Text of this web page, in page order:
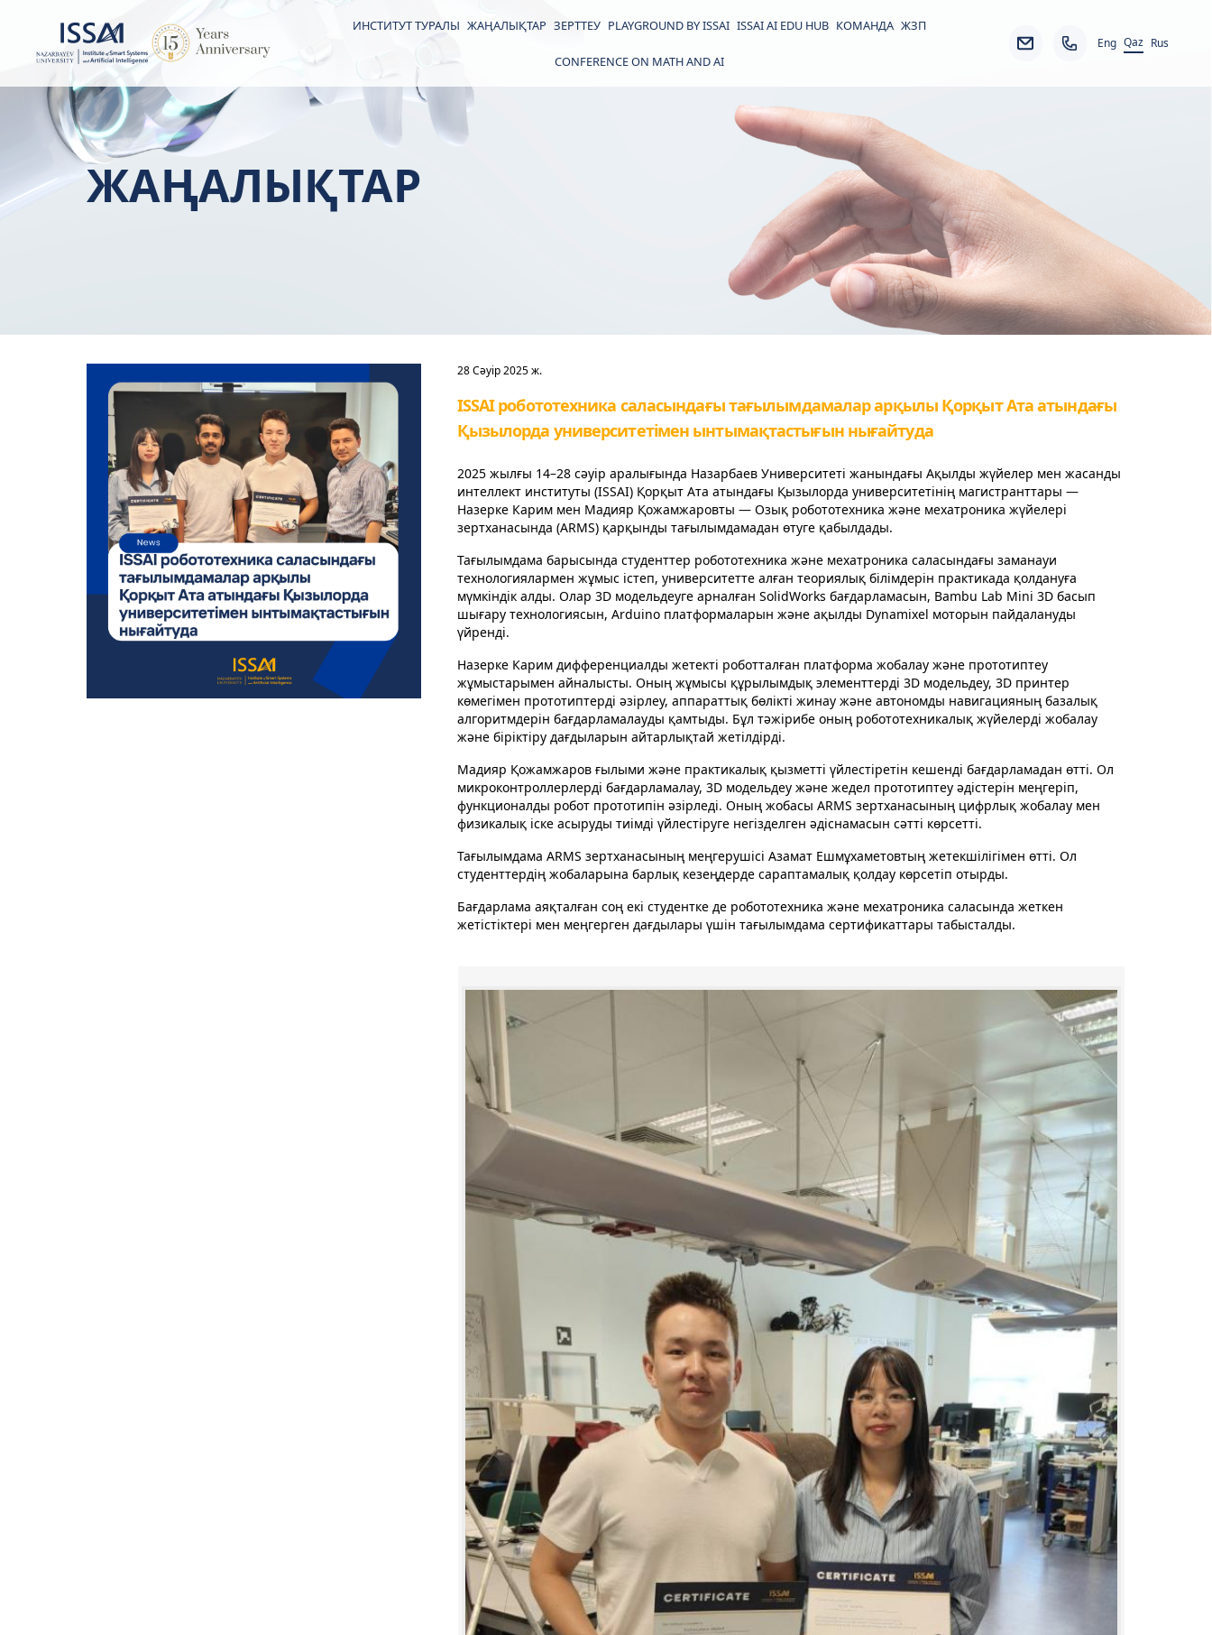
ИНСТИТУТ ТУРАЛЫ ЖАҢАЛЫҚТАР ЗЕРТТЕУ PLAYGROUND BY ISSAI ISSAI AI EDU HUB КОМАНДА ЖЗП
CONFERENCE ON MATH AND AI
Eng Qaz Rus
ЖАҢАЛЫҚТАР
28 Сәуір 2025 ж.
ISSAI робототехника саласындағы тағылымдамалар арқылы Қорқыт Ата атындағы
Қызылорда университетімен ынтымақтастығын нығайтуда
2025 жылғы 14–28 сәуір аралығында Назарбаев Университеті жанындағы Ақылды жүйелер мен жасанды
интеллект институты (ISSAI) Қорқыт Ата атындағы Қызылорда университетінің магистранттары —
Назерке Карим мен Мадияр Қожамжаровты — Озық робототехника және мехатроника жүйелері
зертханасында (ARMS) қарқынды тағылымдамадан өтуге қабылдады.
Тағылымдама барысында студенттер робототехника және мехатроника саласындағы заманауи
технологиялармен жұмыс істеп, университетте алған теориялық білімдерін практикада қолдануға
мүмкіндік алды. Олар 3D модельдеуге арналған SolidWorks бағдарламасын, Bambu Lab Mini 3D басып
шығару технологиясын, Arduino платформаларын және ақылды Dynamixel моторын пайдалануды
үйренді.
Назерке Карим дифференциалды жетекті роботталған платформа жобалау және прототиптеу
жұмыстарымен айналысты. Оның жұмысы құрылымдық элементтерді 3D модельдеу, 3D принтер
көмегімен прототиптерді әзірлеу, аппараттық бөлікті жинау және автономды навигацияның базалық
алгоритмдерін бағдарламалауды қамтыды. Бұл тәжірибе оның робототехникалық жүйелерді жобалау
және біріктіру дағдыларын айтарлықтай жетілдірді.
Мадияр Қожамжаров ғылыми және практикалық қызметті үйлестіретін кешенді бағдарламадан өтті. Ол
микроконтроллерлерді бағдарламалау, 3D модельдеу және жедел прототиптеу әдістерін меңгеріп,
функционалды робот прототипін әзірледі. Оның жобасы ARMS зертханасының цифрлық жобалау мен
физикалық іске асыруды тиімді үйлестіруге негізделген әдіснамасын сәтті көрсетті.
Тағылымдама ARMS зертханасының меңгерушісі Азамат Ешмұхаметовтың жетекшілігімен өтті. Ол
студенттердің жобаларына барлық кезеңдерде сараптамалық қолдау көрсетіп отырды.
Бағдарлама аяқталған соң екі студентке де робототехника және мехатроника саласында жеткен
жетістіктері мен меңгерген дағдылары үшін тағылымдама сертификаттары табысталды.